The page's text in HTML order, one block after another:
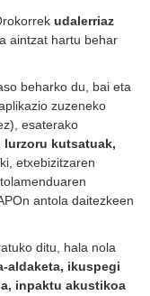
udalerriaz
aintzat hartu behar
beharko du, bai eta
zuzeneko
esaterako
lurzoru kutsatuak,
etxebizitzaren
antola daitezkeen
ditu, hala nola
aldaketa, ikuspegi
inpaktu akustikoa